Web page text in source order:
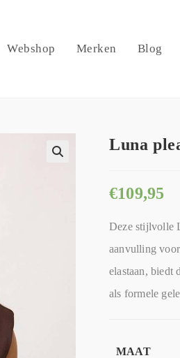
Webshop Merken Blog
Luna
€109,95
Deze stijlvolle
aanvulling
elastaan, biedt
als formele
MAAT